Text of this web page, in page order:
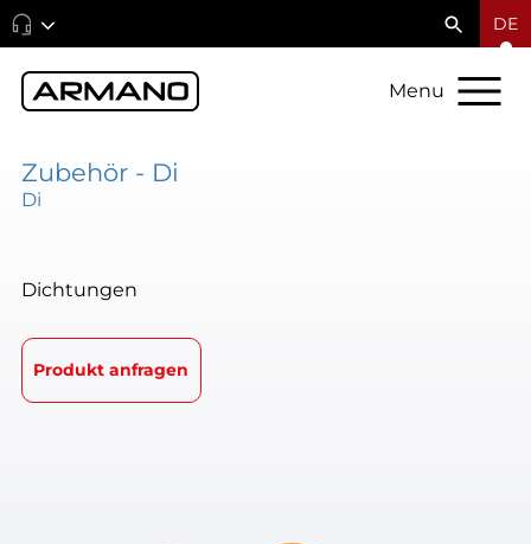
DE
Menu
Zubehör - Di
Di
Dichtungen
Produkt anfragen